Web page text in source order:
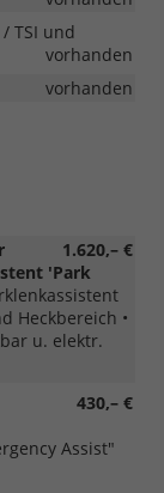
TSI und
vorhanden
vorhanden
1.620,– €
'Park
Heckbereich •
u. elektr.
430,– €
Assist"